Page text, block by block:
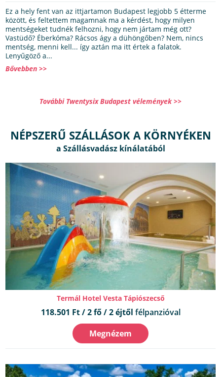
Ez a hely fent van az ittjartamon Budapest legjobb 5 étterme
között, és feltettem magamnak ma a kérdést, hogy milyen
mentségeket tudnék felhozni, hogy nem jártam még ott?
Vastüdő? Éberkóma? Rácsos ágy a dühöngőben? Nem, nincs
mentség, menni kell... így aztán ma itt értek a falatok.
Lenyűgöző a...
Bővebben >>
További Twentysix Budapest vélemények >>
NÉPSZERŰ SZÁLLÁSOK A KÖRNYÉKEN
Termál Hotel Vesta Tápiószecső
118.501 Ft / 2 fő / 2 éjtől félpanzióval
Megnézem